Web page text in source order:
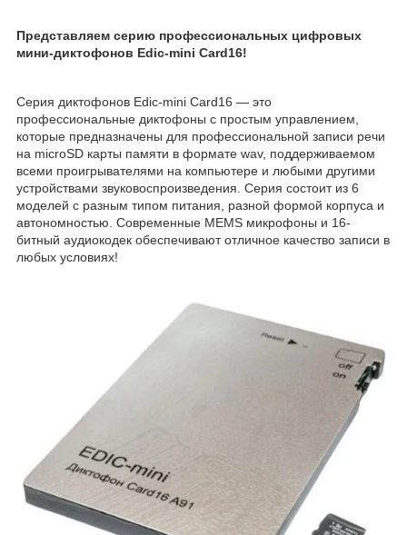
Представляем серию профессиональных цифровых
мини-диктофонов Edic-mini Card16!
Серия диктофонов Edic-mini Card16 — это
профессиональные диктофоны с простым управлением,
которые предназначены для профессиональной записи речи
на microSD карты памяти в формате wav, поддерживаемом
всеми проигрывателями на компьютере и любыми другими
устройствами звуковоспроизведения. Серия состоит из 6
моделей с разным типом питания, разной формой корпуса и
автономностью. Современные MEMS микрофоны и 16-
битный аудиокодек обеспечивают отличное качество записи в
любых условиях!